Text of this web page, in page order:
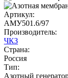
Артикул:
АМУ501.6/97
Производитель:
ЧКЗ
Страна:
Россия
Тип:
Азотный